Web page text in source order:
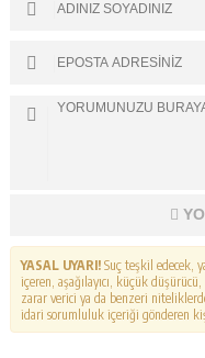
YASAL UYARI!Suç teşkil edecek,
içeren, aşağılayıcı, küçük
zarar verici ya da benzeri
idari sorumluluk içeriği gönderen